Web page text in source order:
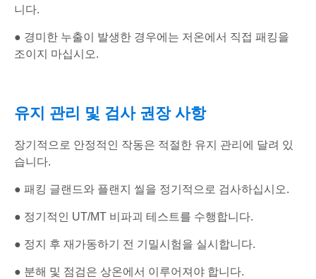
니다.
● 경미한 누출이 발생한 경우에는 저온에서 직접 패킹을
조이지 마십시오.
유지 관리 및 검사 권장 사항
장기적으로 안정적인 작동은 적절한 유지 관리에 달려 있
습니다.
● 패킹 글랜드와 플랜지 씰을 정기적으로 검사하십시오.
● 정기적인 UT/MT 비파괴 테스트를 수행합니다.
● 정지 후 재가동하기 전 기밀시험을 실시합니다.
● 분해 및 점검은 상온에서 이루어져야 합니다.